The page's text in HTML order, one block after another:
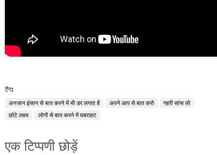
टैग:
अनजान इंसान से बात करने में भी डर लगता है अपने आप से बात करो
गहरी सांस लो
छोटे लक्ष्य
लोगों से बात करने में घबराहट
एक टिप्पणी छोड़ें